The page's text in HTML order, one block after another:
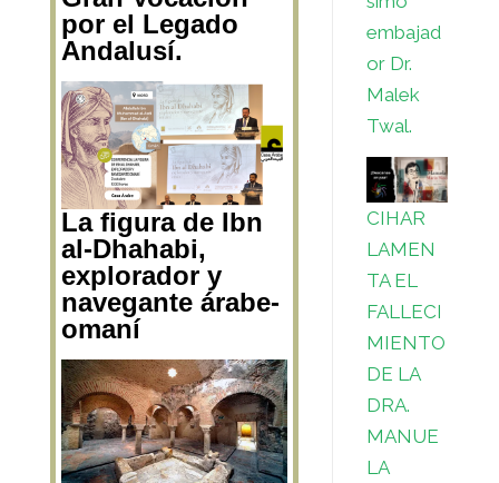
por el Legado
Andalusí.
La figura de Ibn
al-Dhahabi,
explorador y
navegante árabe-
omaní
embajad
or Dr.
Malek
Twal.
CIHAR
LAMEN
TA EL
FALLECI
MIENTO
DE LA
DRA.
MANUE
LA